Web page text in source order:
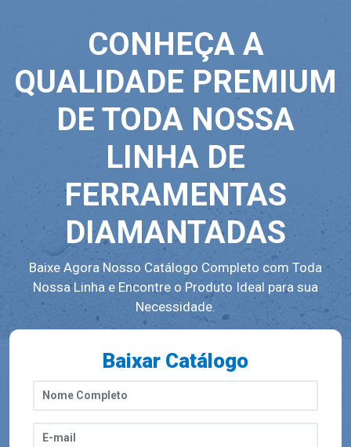
CONHEÇA A
QUALIDADE PREMIUM
DE TODA NOSSA
LINHA DE
FERRAMENTAS
DIAMANTADAS
Baixe Agora Nosso Catálogo Completo com Toda
Nossa Linha e Encontre o Produto Ideal para sua
Necessidade.
Baixar Catálogo